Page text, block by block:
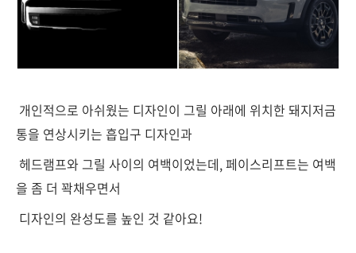
개인적으로 아쉬웠는 디자인이 그릴 아래에 위치한 돼지저금
통을 연상시키는 흡입구 디자인과
헤드램프와 그릴 사이의 여백이었는데, 페이스리프트는 여백
을 좀 더 꽉채우면서
디자인의 완성도를 높인 것 같아요!